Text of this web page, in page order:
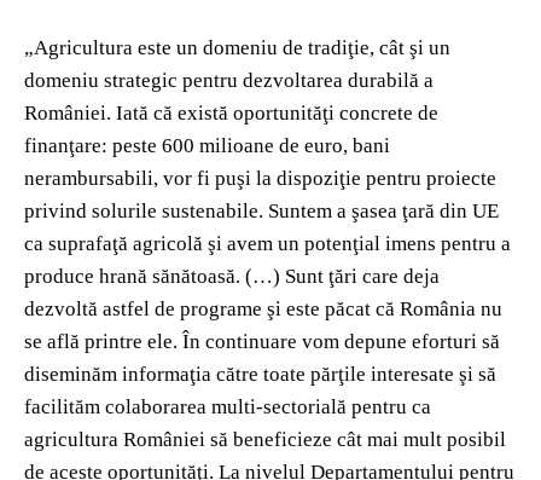
„Agricultura este un domeniu de tradiţie, cât şi un
domeniu strategic pentru dezvoltarea durabilă a
României. Iată că există oportunităţi concrete de
finanţare: peste 600 milioane de euro, bani
nerambursabili, vor fi puşi la dispoziţie pentru proiecte
privind solurile sustenabile. Suntem a şasea ţară din UE
ca suprafaţă agricolă şi avem un potenţial imens pentru a
produce hrană sănătoasă. (…) Sunt ţări care deja
dezvoltă astfel de programe şi este păcat că România nu
se află printre ele. În continuare vom depune eforturi să
diseminăm informaţia către toate părţile interesate şi să
facilităm colaborarea multi-sectorială pentru ca
agricultura României să beneficieze cât mai mult posibil
de aceste oportunităţi. La nivelul Departamentului pentru